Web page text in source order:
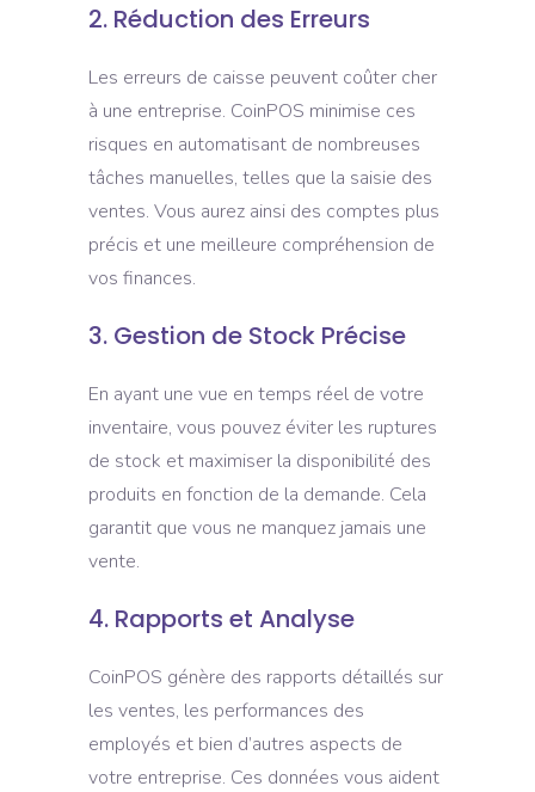
2. Réduction des Erreurs
Les erreurs de caisse peuvent coûter cher
à une entreprise. CoinPOS minimise ces
risques en automatisant de nombreuses
tâches manuelles, telles que la saisie des
ventes. Vous aurez ainsi des comptes plus
précis et une meilleure compréhension de
vos finances.
3. Gestion de Stock Précise
En ayant une vue en temps réel de votre
inventaire, vous pouvez éviter les ruptures
de stock et maximiser la disponibilité des
produits en fonction de la demande. Cela
garantit que vous ne manquez jamais une
vente.
4. Rapports et Analyse
CoinPOS génère des rapports détaillés sur
les ventes, les performances des
employés et bien d’autres aspects de
votre entreprise. Ces données vous aident